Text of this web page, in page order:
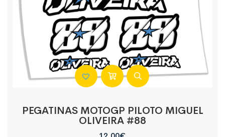
PEGATINAS MOTOGP PILOTO MIGUEL
OLIVEIRA #88